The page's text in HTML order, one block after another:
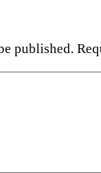
published.